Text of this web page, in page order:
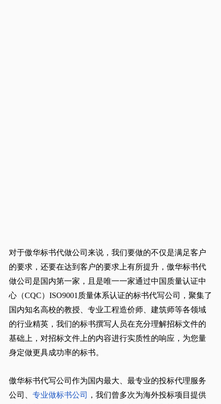
对于傲华标书代做公司来说，我们要做的不仅是满足客户
的要求，还要在达到客户的要求上有所提升，傲华标书代
做公司是国内第一家，且是唯一一家通过中国质量认证中
心（CQC）ISO9001质量体系认证的标书代写公司，聚集了
国内知名高校的教授、专业工程造价师、建筑师等各领域
的行业精英，我们的标书撰写人员在充分理解招标文件的
基础上，对招标文件上的内容进行实质性的响应，为您量
身定做更具成功率的标书。
傲华标书代写公司作为国内最大、最专业的投标代理服务
公司、 专业做标书公司
，我们曾多次为海外投标项目提供